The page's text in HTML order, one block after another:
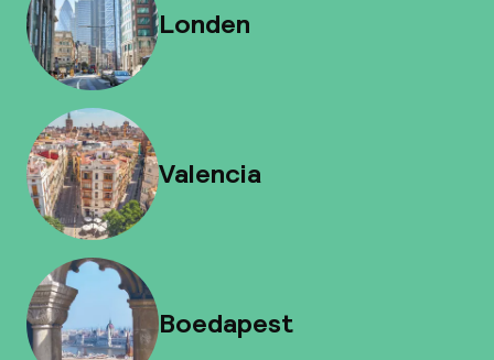
Londen
Valencia
Boedapest